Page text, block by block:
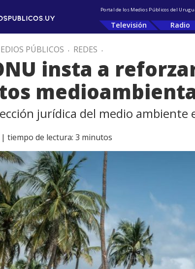
Portal de los Medios Públicos del
Televisión Radio
PÚBLICOS . REDES .
insta a
jurídica del medio
tiempo de lectura: 3 minutos